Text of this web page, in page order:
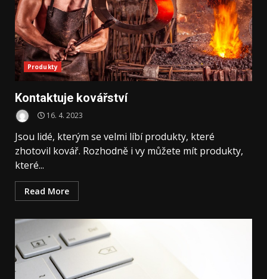
Produkty
Kontaktuje kovářství
16. 4. 2023
Jsou lidé, kterým se velmi líbí produkty, které
zhotovil kovář. Rozhodně i vy můžete mít produkty,
které...
Read More